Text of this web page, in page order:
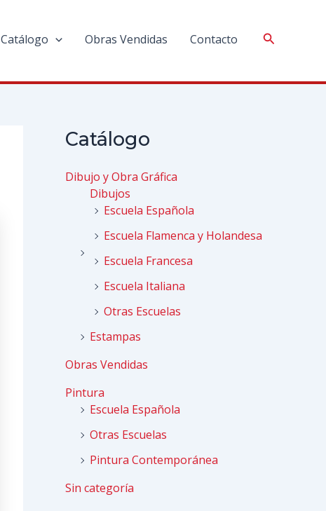
Catálogo Obras Vendidas Contacto
Catálogo
Dibujo y Obra Gráfica
Dibujos
Escuela Española
Escuela Flamenca y Holandesa
Escuela Francesa
Escuela Italiana
Otras Escuelas
Estampas
Obras Vendidas
Pintura
Escuela Española
Otras Escuelas
Pintura Contemporánea
Sin categoría